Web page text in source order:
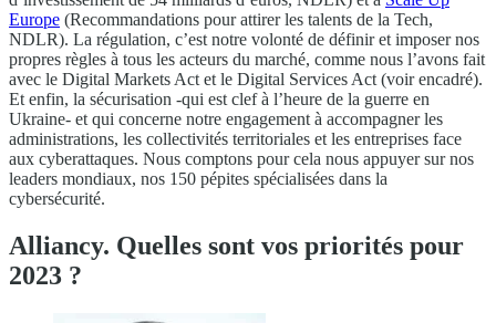
Europe (Recommandations pour attirer les talents de la Tech,
NDLR). La régulation, c’est notre volonté de définir et imposer nos
propres règles à tous les acteurs du marché, comme nous l’avons fait
avec le Digital Markets Act et le Digital Services Act (voir encadré).
Et enfin, la sécurisation -qui est clef à l’heure de la guerre en
Ukraine- et qui concerne notre engagement à accompagner les
administrations, les collectivités territoriales et les entreprises face
aux cyberattaques. Nous comptons pour cela nous appuyer sur nos
leaders mondiaux, nos 150 pépites spécialisées dans la
cybersécurité.
Alliancy. Quelles sont vos priorités pour
2023 ?